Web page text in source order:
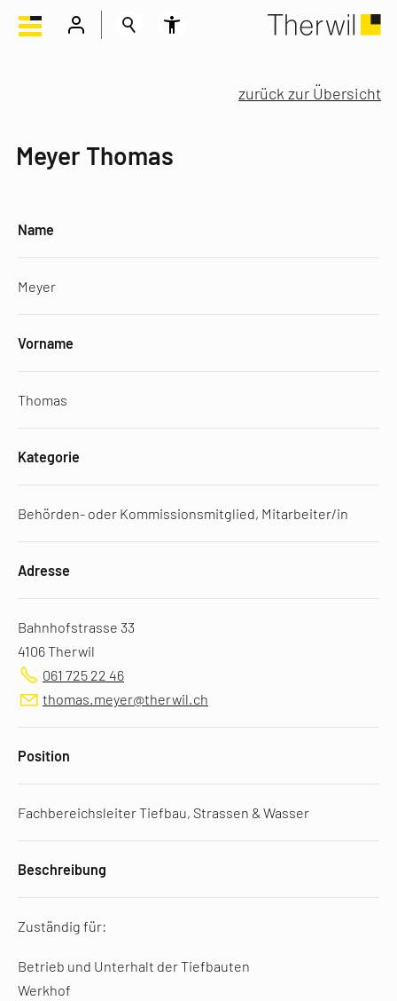
zurück zur Übersicht
Meyer Thomas
Name
Meyer
Vorname
Thomas
Kategorie
Behörden- oder Kommissionsmitglied, Mitarbeiter/in
Adresse
Bahnhofstrasse 33
4106 Therwil
061 725 22 46
thomas.meyer@therwil.ch
Position
Fachbereichsleiter Tiefbau, Strassen & Wasser
Beschreibung
Zuständig für:
Betrieb und Unterhalt der Tiefbauten
Werkhof